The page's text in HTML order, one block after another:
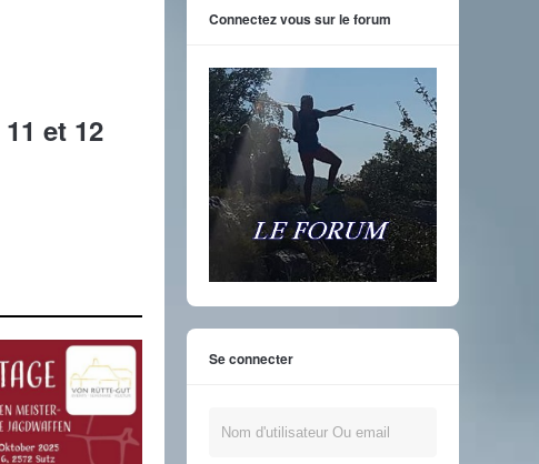
et 12
Connectez vous sur le forum
Se connecter